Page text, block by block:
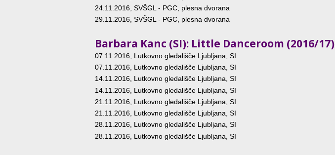
24.11.2016 , SVŠGL - PGC, plesna dvorana
29.11.2016 , SVŠGL - PGC, plesna dvorana
Barbara Kanc (SI): Little Danceroom (2016/17)
07.11.2016 , Lutkovno gledališče Ljubljana, SI
07.11.2016 , Lutkovno gledališče Ljubljana, SI
14.11.2016 , Lutkovno gledališče Ljubljana, SI
14.11.2016 , Lutkovno gledališče Ljubljana, SI
21.11.2016 , Lutkovno gledališče Ljubljana, SI
21.11.2016 , Lutkovno gledališče Ljubljana, SI
28.11.2016, Lutkovno gledališče Ljubljana, SI
28.11.2016 , Lutkovno gledališče Ljubljana, SI